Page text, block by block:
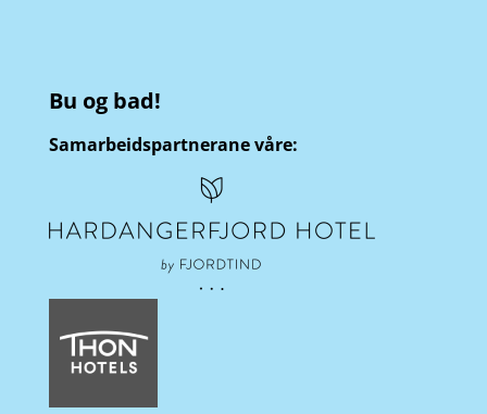
Bu og bad!
Samarbeidspartnerane våre: